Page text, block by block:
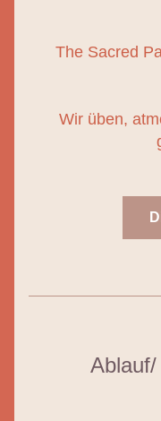
The Sacred